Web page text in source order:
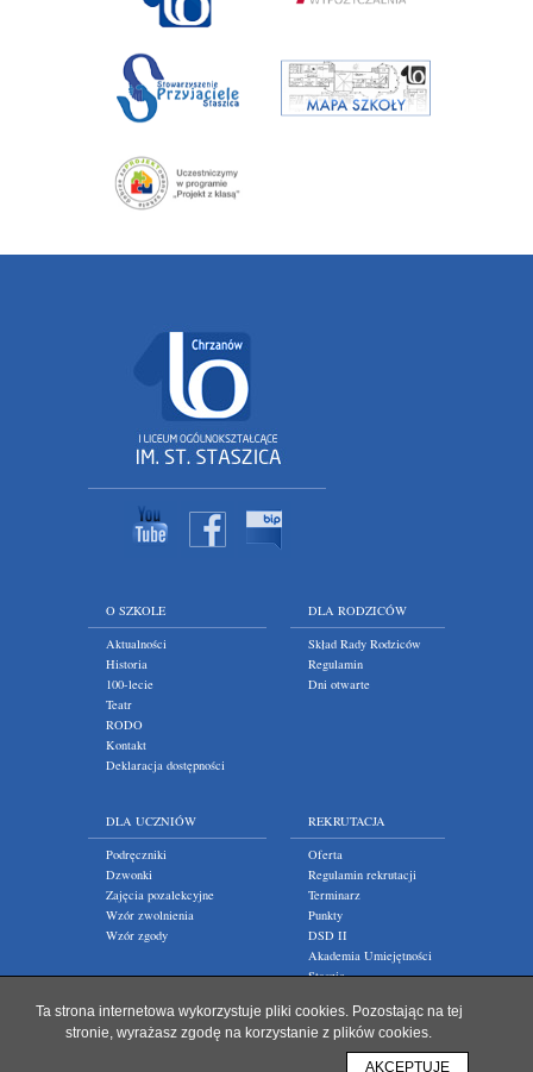
O SZKOLE
Aktualności
Historia
100-lecie
Teatr
RODO
Kontakt
Deklaracja dostępności
DLA RODZICÓW
Skład Rady Rodziców
Regulamin
Dni otwarte
DLA UCZNIÓW
Podręczniki
Dzwonki
Zajęcia pozalekcyjne
Wzór zwolnienia
Wzór zgody
REKRUTACJA
Oferta
Regulamin rekrutacji
Terminarz
Punkty
DSD II
Akademia Umiejętności
Staszic
Ta strona internetowa wykorzystuje pliki cookies. Pozostając na tej
stronie, wyrażasz zgodę na korzystanie z plików cookies.
AKCEPTUJĘ